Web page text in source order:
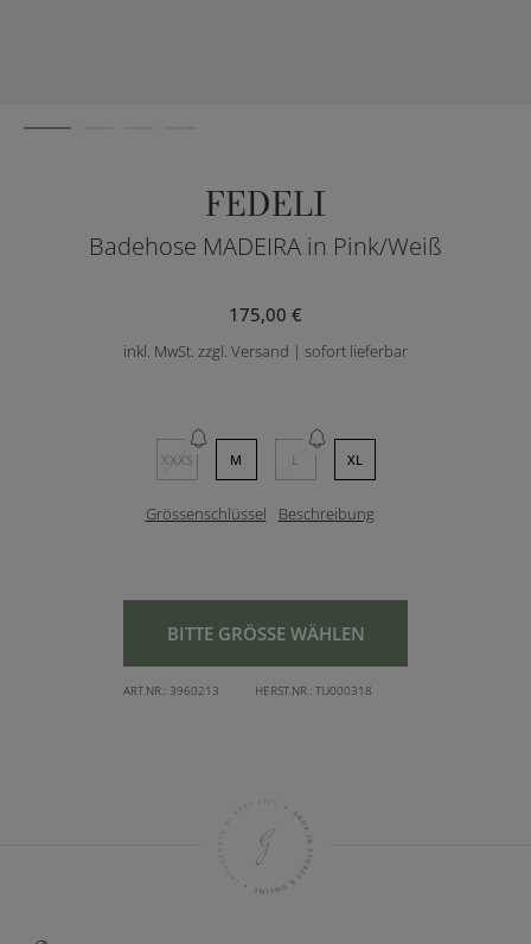
FEDELI
Badehose MADEIRA in Pink/Weiß
175,00 €
inkl. MwSt. zzgl. Versand | sofort lieferbar
XXXS M L XL
Grössenschlüssel Beschreibung
BITTE GRÖSSE WÄHLEN
ART.NR.: 3960213 HERST.NR.: TU000318